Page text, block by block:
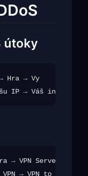
útoky
Hra → Vy
→ VPN Server → Vy